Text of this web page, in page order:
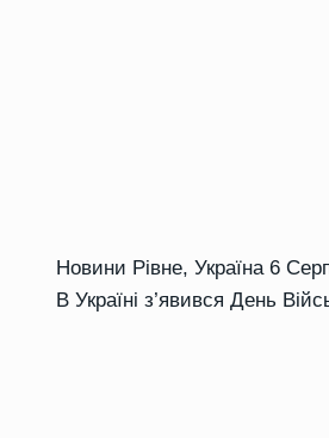
Новини Рівне, Україна 6
В Україні з’явився День